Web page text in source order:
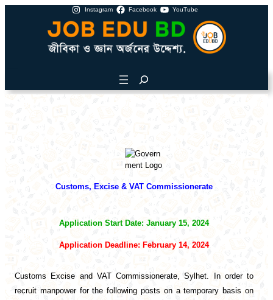
Instagram Facebook YouTube
Customs, Excise & VAT Commissionerate
Application Start Date: January 15, 2024
Application Deadline: February 14, 2024
Customs Excise and VAT Commissionerate, Sylhet. In order to
recruit manpower for the following posts on a temporary basis on